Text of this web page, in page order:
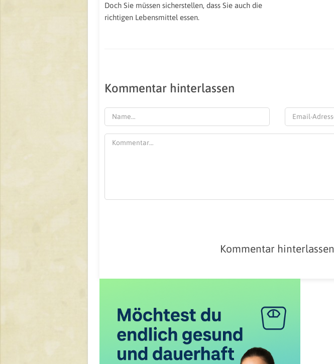
Doch Sie müssen sicherstellen, dass Sie auch die
richtigen Lebensmittel essen.
Kommentar hinterlassen
Kommentar hinterlassen